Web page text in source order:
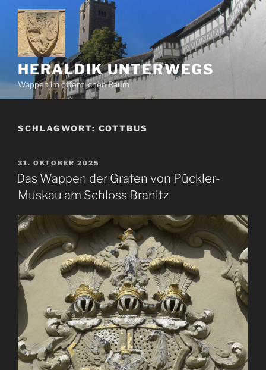
Zum
Inhalt
springen
HERALDIK UNTERWEGS
Wappen im öffentlichen Raum
SCHLAGWORT: COTTBUS
VERÖFFENTLICHT
AM
31. OKTOBER 2025
Das Wappen der Grafen von Pückler-
Muskau am Schloss Branitz